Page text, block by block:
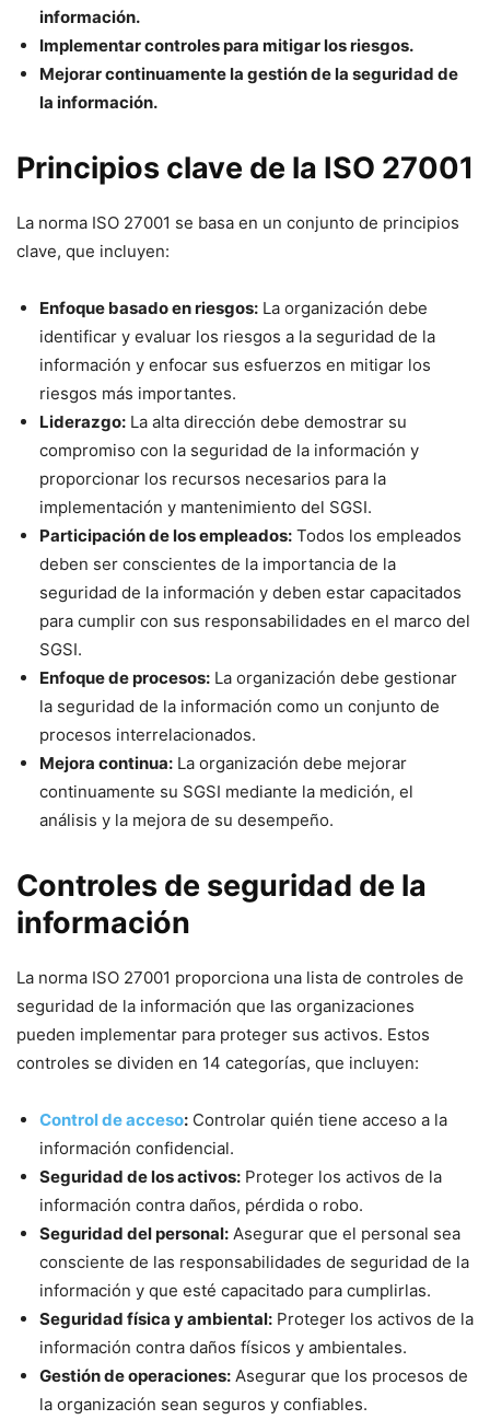
información.
Implementar controles para mitigar los riesgos.
Mejorar continuamente la gestión de la seguridad de
la información.
Principios clave de la ISO 27001
La norma ISO 27001 se basa en un conjunto de principios
clave, que incluyen:
Enfoque basado en riesgos: La organización debe
identificar y evaluar los riesgos a la seguridad de la
información y enfocar sus esfuerzos en mitigar los
riesgos más importantes.
Liderazgo: La alta dirección debe demostrar su
compromiso con la seguridad de la información y
proporcionar los recursos necesarios para la
implementación y mantenimiento del SGSI.
Participación de los empleados: Todos los empleados
deben ser conscientes de la importancia de la
seguridad de la información y deben estar capacitados
para cumplir con sus responsabilidades en el marco del
SGSI.
Enfoque de procesos: La organización debe gestionar
la seguridad de la información como un conjunto de
procesos interrelacionados.
Mejora continua: La organización debe mejorar
continuamente su SGSI mediante la medición, el
análisis y la mejora de su desempeño.
Controles de seguridad de la
información
La norma ISO 27001 proporciona una lista de controles de
seguridad de la información que las organizaciones
pueden implementar para proteger sus activos. Estos
controles se dividen en 14 categorías, que incluyen:
Control de acceso: Controlar quién tiene acceso a la
información confidencial.
Seguridad de los activos: Proteger los activos de la
información contra daños, pérdida o robo.
Seguridad del personal: Asegurar que el personal sea
consciente de las responsabilidades de seguridad de la
información y que esté capacitado para cumplirlas.
Seguridad física y ambiental: Proteger los activos de la
información contra daños físicos y ambientales.
Gestión de operaciones: Asegurar que los procesos de
la organización sean seguros y confiables.